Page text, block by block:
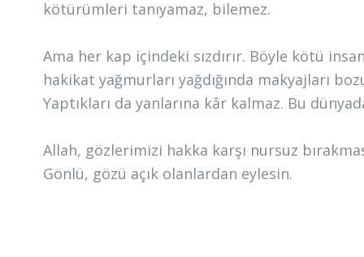
kötürümleri tanıyamaz, bilemez.
Ama her kap içindeki sızdırır. Böyle kötü
hakikat yağmurları yağdığında makyajları
Yaptıkları da yanlarına kâr kalmaz. Bu
Allah, gözlerimizi hakka karşı nursuz
Gönlü, gözü açık olanlardan eylesin.